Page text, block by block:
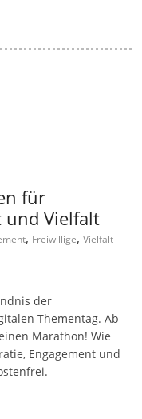
für
und Vielfalt
, Freiwillige,Vielfalt
der
Thementag. Ab
Marathon! Wie
Engagement und